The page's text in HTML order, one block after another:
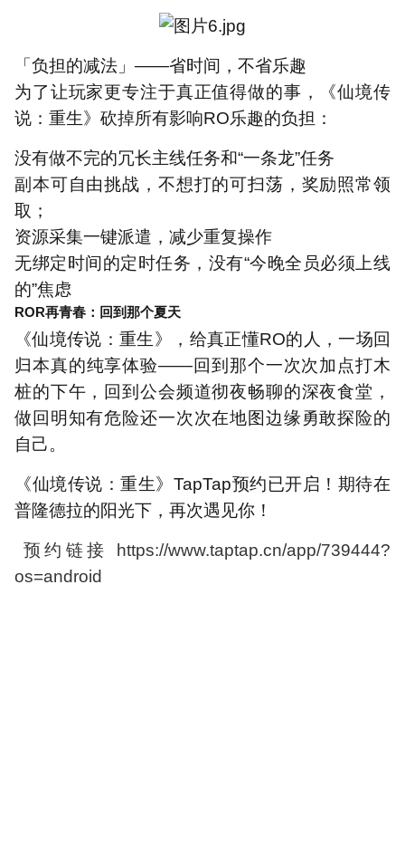
「负担的减法」 ——省时间，不省乐趣
为了让玩家更专注于真正值得做的事，《仙境传
说：重生》砍掉所有影响RO乐趣的负担：
没有做不完的冗长主线任务和“一条龙”任务
副本可自由挑战，不想打的可扫荡，奖励照常领
取；
资源采集一键派遣，减少重复操作
无绑定时间的定时任务，没有“今晚全员必须上线
的”焦虑
ROR再青春：回到那个夏天
《仙境传说：重生》，给真正懂RO的人，一场回
归本真的纯享体验——回到那个一次次加点打木
桩的下午，回到公会频道彻夜畅聊的深夜食堂，
做回明知有危险还一次次在地图边缘勇敢探险的
自己。
《仙境传说：重生》 TapTap预约已开启！期待在
普隆德拉的阳光下，再次遇见你！
预约链接 https://www.taptap.cn/app/739444?
os=android